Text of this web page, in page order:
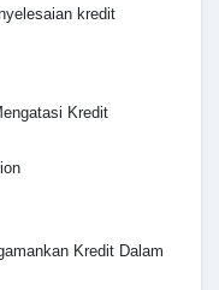
kredit
Kredit
Kredit Dalam